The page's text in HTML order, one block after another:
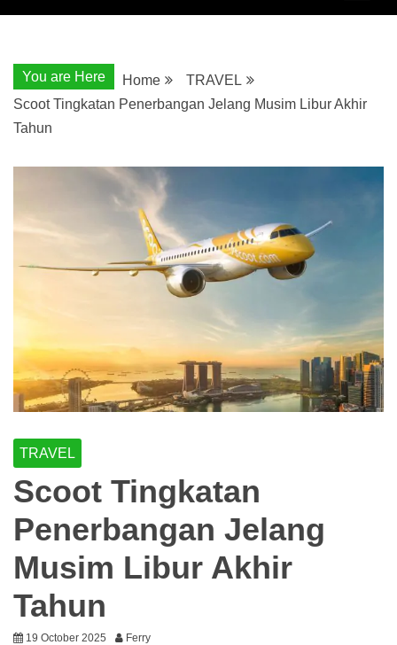
You are Here Home
TRAVEL
Scoot Tingkatan Penerbangan Jelang Musim Libur Akhir
Tahun
TRAVEL
Scoot Tingkatan
Penerbangan Jelang
Musim Libur Akhir
Tahun
19 October 2025 Ferry